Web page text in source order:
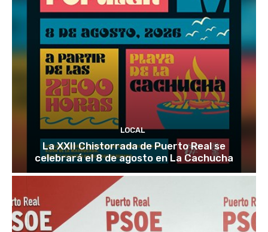
LOCAL
La XXII Chistorrada de Puerto Real se
celebrará el 8 de agosto en La Cachucha